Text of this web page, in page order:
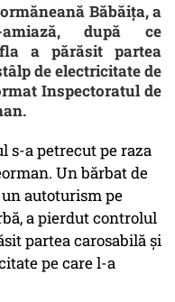
Băbăiţa, a
amiază, după ce
a părăsit partea
de electricitate de
Inspectoratul de
s-a petrecut pe raza
Un bărbat de
autoturism pe
a pierdut controlul
partea carosabilă şi
pe care l-a